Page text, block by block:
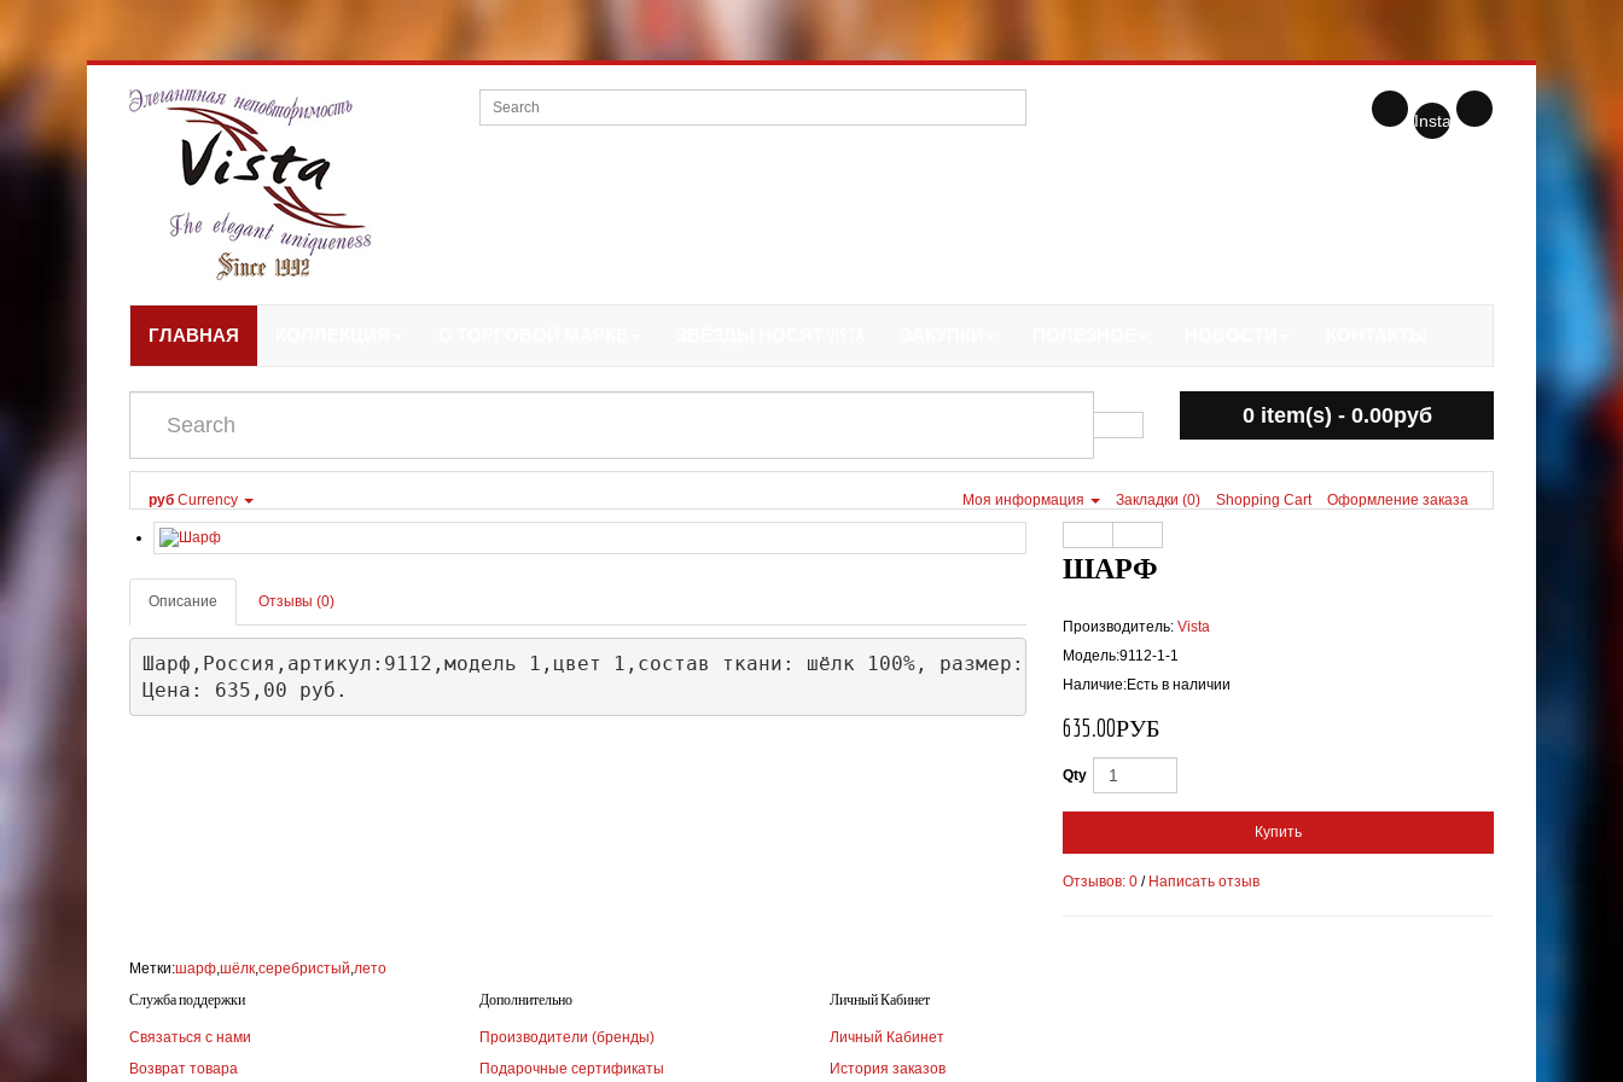
Instagram
ГЛАВНАЯ
0 item(s) - 0.00руб
руб Currency Моя информация Закладки (0) Shopping Cart Оформление заказа
Описание Отзывы (0)
Шарф,Россия,артикул:9112,модель 1,цвет 1,состав ткани: шёлк 100%, размер:185Х30; произведено в количестве 4 единицы.
Цена: 635,00 руб.
ШАРФ
Производитель:Vista
Модель:9112-1-1
Наличие:Есть в наличии
635.00РУБ
Qty
Купить
Отзывов: 0 / Написать отзыв
Метки:шарф,шёлк,серебристый,лето
Служба поддержки
Связаться с нами
Возврат товара
Дополнительно
Производители (бренды)
Подарочные сертификаты
Личный Кабинет
Личный Кабинет
История заказов